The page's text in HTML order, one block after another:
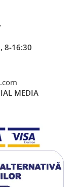
8-16:30
MEDIA